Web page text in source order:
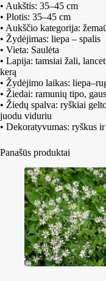
• Aukštis: 35–45 cm
• Plotis: 35–45 cm
• Aukščio kategorija:
• Žydėjimas: liepa – spalis
• Vieta: Saulėta
• Lapija: tamsiai žali,
kerą
• Žydėjimo laikas:
• Žiedai: ramunių tipo,
• Žiedų spalva: ryškiai
juodu viduriu
• Dekoratyvumas: ryškus
Panašūs produktai